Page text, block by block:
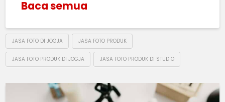
Baca semua
JASA FOTO DI JOGJA JASA FOTO PRODUK
JASA FOTO PRODUK DI JOGJA JASA FOTO PRODUK DI STUDIO